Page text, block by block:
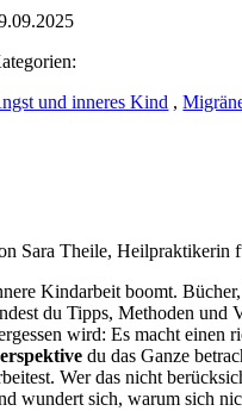
und inneres Kind ,
Sara Theile, Heilpraktikerin
Kindarbeit boomt.
du Tipps, Methoden und
wird: Es macht einen
du das Ganze
Wer das nicht
wundert sich, warum sich